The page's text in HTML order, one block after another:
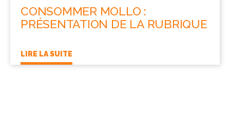
CONSOMMER MOLLO :
PRÉSENTATION DE LA RUBRIQUE
LIRE LA SUITE